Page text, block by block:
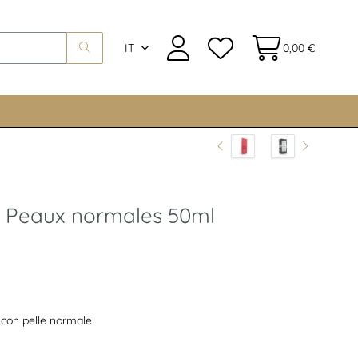
IT 0,00 €
normales 50ml
pelle normale